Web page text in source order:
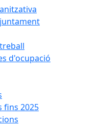
d'ocupació
fins 2025